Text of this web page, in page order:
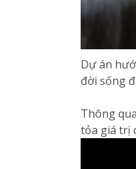
Dự án
đời sống
Thông
tỏa giá trị